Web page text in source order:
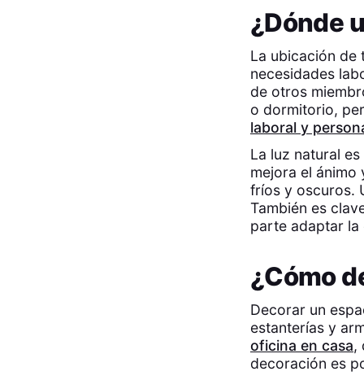
¿Dónde
La ubicación de
necesidades
de otros
o dormitorio,
laboral y
La luz natural
mejora el
fríos y oscuros.
También es
parte adaptar la
¿Cómo
Decorar un
estanterías y
oficina en casa,
decoración es